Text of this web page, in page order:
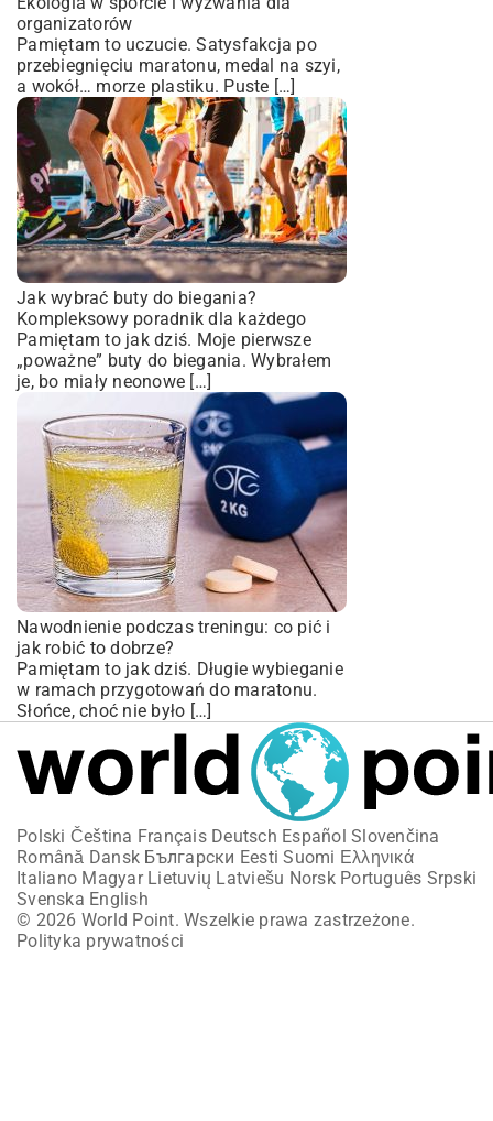
organizatorów
Pamiętam to uczucie. Satysfakcja po
przebiegnięciu maratonu, medal na szyi,
a wokół… morze plastiku. Puste […]
Jak wybrać buty do biegania?
Kompleksowy poradnik dla każdego
Pamiętam to jak dziś. Moje pierwsze
„poważne” buty do biegania. Wybrałem
je, bo miały neonowe […]
Nawodnienie podczas treningu: co pić i
jak robić to dobrze?
Pamiętam to jak dziś. Długie wybieganie
w ramach przygotowań do maratonu.
Słońce, choć nie było […]
Polski Čeština Français Deutsch Español Slovenčina
Română Dansk Български Eesti Suomi Ελληνικά
Italiano Magyar Lietuvių Latviešu Norsk Português Srpski
Svenska English
© 2026 World Point. Wszelkie prawa zastrzeżone.
Polityka prywatności